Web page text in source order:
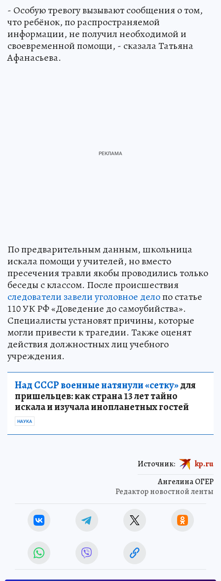
- Особую тревогу вызывают сообщения о том,
что ребёнок, по распространяемой
информации, не получил необходимой и
своевременной помощи, - сказала Татьяна
Афанасьева.
По предварительным данным, школьница
искала помощи у учителей, но вместо
пресечения травли якобы проводились только
беседы с классом. После происшествия
следователи завели уголовное делопо статье
110 УК РФ «Доведение до самоубийства».
Специалисты установят причины, которые
могли привести к трагедии. Также оценят
действия должностных лиц учебного
учреждения.
Над СССР военные натянули «сетку»для
пришельцев: как страна 13 лет тайно
искала и изучала инопланетных гостей
НАУКА
Ангелина ОГЕР
Редактор новостной ленты
Источник: kp.ru